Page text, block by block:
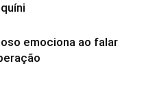
emociona ao falar